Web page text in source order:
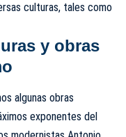
culturas, tales como
y obras
algunas obras
exponentes del